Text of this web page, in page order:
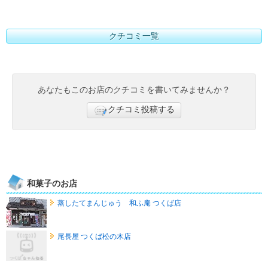
クチコミ一覧
あなたもこのお店のクチコミを書いてみませんか？
クチコミ投稿する
和菓子のお店
蒸したてまんじゅう 和ふ庵 つくば店
尾長屋 つくば松の木店